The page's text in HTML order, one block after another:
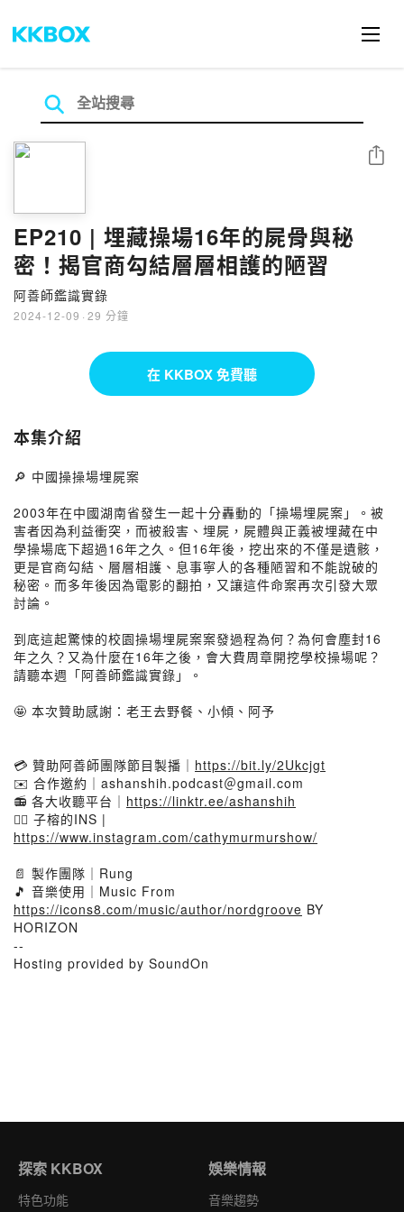
EP210 | 埋藏操場16年的屍骨與秘
密！揭官商勾結層層相護的陋習
阿善師鑑識實錄
2024-12-09 · 29 分鐘
分享
在 KKBOX 免費聽
本集介紹
🔎 中國操操場埋屍案
2003年在中國湖南省發生一起十分轟動的「操場埋屍案」。被
害者因為利益衝突，而被殺害、埋屍，屍體與正義被埋藏在中
學操場底下超過16年之久。但16年後，挖出來的不僅是遺骸，
更是官商勾結、層層相護、息事寧人的各種陋習和不能說破的
秘密。而多年後因為電影的翻拍，又讓這件命案再次引發大眾
討論。
到底這起驚悚的校園操場埋屍案案發過程為何？為何會塵封16
年之久？又為什麼在16年之後，會大費周章開挖學校操場呢？
請聽本週「阿善師鑑識實錄」。
🤩 本次贊助感謝：老王去野餐、小傾、阿予
💳 贊助阿善師團隊節目製播｜ https://bit.ly/2Ukcjgt
✉️ 合作邀約｜ashanshih.podcast＠gmail.com
📻 各大收聽平台｜ https://linktr.ee/ashanshih
💁‍♀️ 子榕的INS |
https://www.instagram.com/cathymurmurshow/
📄 製作團隊｜Rung
🎵 音樂使用｜Music From
https://icons8.com/music/author/nordgroove BY
HORIZON
--
Hosting provided by SoundOn
探索 KKBOX
特色功能
娛樂情報
音樂趨勢